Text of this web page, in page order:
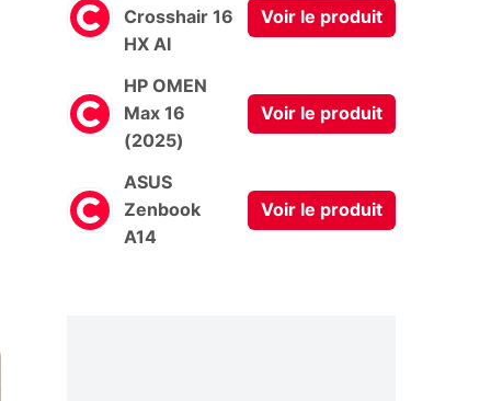
Crosshair 16
HX AI
Voir le produit
HP OMEN
Max 16
(2025)
Voir le produit
ASUS
Zenbook
A14
Voir le produit